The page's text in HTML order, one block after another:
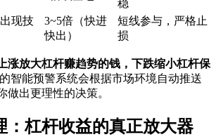
稳
现技
3~5倍（快进
快出）
短线参与，严格止
损
上涨放大杠杆赚趋势的钱，下跌缩小杠杆保
智能预警系统会根据市场环境自动推送
做出更理性的决策。
：杠杆收益的真正放大器